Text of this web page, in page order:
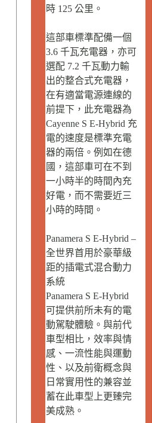
時 125 公里。
這部車標準配備一個
3.6 千瓦充電器，亦可
選配 7.2 千瓦動力輸
出的整合式充電器，
在有適當電源連線的
前提下，此充電器為
Cayenne S E-Hybrid 充
電的速度是標準充電
器的兩倍。例如在德
國，這部車可在不到
一小時半的時間內充
好電，而不需要近三
小時的時間。
Panamera S E-Hybrid –
全世界首用於豪華級
距的插電式混合動力
系統
Panamera S E-Hybrid
可提供前所未有的電
動駕駛體驗。與前代
車型相比，效率與情
感、一流性能與運動
性、以及前衛概念與
日常實用性的兼容並
蓄在此車型上更臻完
美成熟。